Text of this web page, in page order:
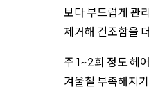
보다 부드럽게 관
제거해 건조함을
주 1~2회 정도 헤
겨울철 부족해지